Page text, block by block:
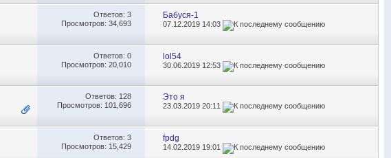
Ответов: 3
Просмотров: 34,693
Бабуся-1
07.12.2019 14:03
Ответов: 0
Просмотров: 20,010
lol54
30.06.2019 12:53
Ответов: 128
Просмотров: 101,696
Это я
23.03.201920:11
Ответов: 3
Просмотров: 15,429
fpdg
14.02.2019 19:01